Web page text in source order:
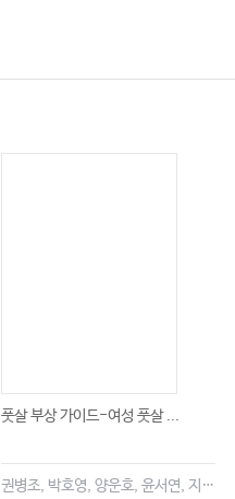
풋살 부상 가이드-여성 풋살 ...
권병조, 박호영, 양운호, 윤서연, 지현우